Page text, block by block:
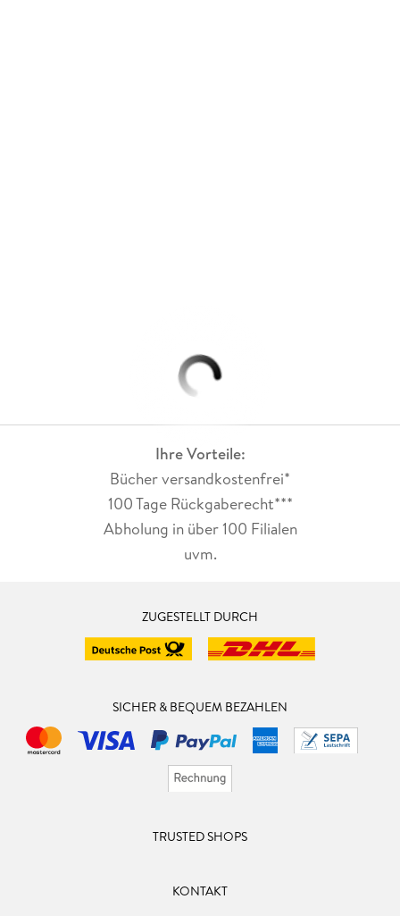
Ihre Vorteile:
Bücher versandkostenfrei*
100 Tage Rückgaberecht***
Abholung in über 100 Filialen
uvm.
ZUGESTELLT DURCH
SICHER & BEQUEM BEZAHLEN
TRUSTED SHOPS
KONTAKT